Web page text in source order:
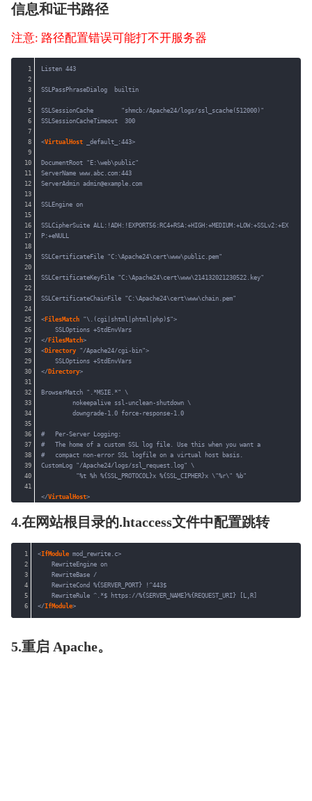
信息和证书路径
注意: 路径配置错误可能打不开服务器
1
2
3
4
5
6
7
8
9
10
11
12
13
14
15
16
17
18
19
20
21
22
23
24
25
26
27
28
29
30
31
32
33
34
35
36
37
38
39
40
41
Listen 443
SSLPassPhraseDialog  builtin
SSLSessionCache        "shmcb:/Apache24/logs/ssl_scache(512000)"
SSLSessionCacheTimeout  300
<VirtualHost _default_:443>
DocumentRoot "E:\web\public"
ServerName www.abc.com:443
ServerAdmin admin@example.com
SSLEngine on
SSLCipherSuite ALL:!ADH:!EXPORT56:RC4+RSA:+HIGH:+MEDIUM:+LOW:+SSLv2:+EX
P:+eNULL
SSLCertificateFile "C:\Apache24\cert\www\public.pem"
SSLCertificateKeyFile "C:\Apache24\cert\www\214132021230522.key"
SSLCertificateChainFile "C:\Apache24\cert\www\chain.pem"
< FilesMatch "\.(cgi|shtml|phtml|php)$">
SSLOptions +StdEnvVars
</ FilesMatch>
< Directory "/Apache24/cgi-bin">
SSLOptions +StdEnvVars
</ Directory>
BrowserMatch ".*MSIE.*" \
nokeepalive ssl-unclean-shutdown \
downgrade-1.0 force-response-1.0
#   Per-Server Logging:
#   The home of a custom SSL log file. Use this when you want a
#   compact non-error SSL logfile on a virtual host basis.
CustomLog "/Apache24/logs/ssl_request.log" \
"%t %h %{SSL_PROTOCOL}x %{SSL_CIPHER}x \"%r\" %b"
</VirtualHost>
4.在网站根目录的.htaccess文件中配置跳转
1
2
3
4
5
6
<IfModule mod_rewrite.c>
RewriteEngine on
RewriteBase /
RewriteCond %{SERVER_PORT} !^443$
RewriteRule ^.*$ https://%{SERVER_NAME}%{REQUEST_URI} [L,R]
</IfModule>
5.重启 Apache。